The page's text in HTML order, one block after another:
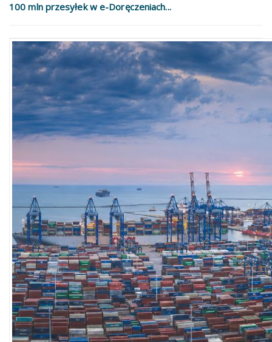
100 mln przesyłek w e-Doręczeniach...